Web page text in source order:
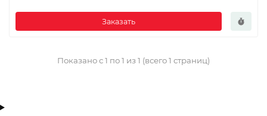
Заказать
Показано с 1 по 1 из 1 (всего 1 страниц)